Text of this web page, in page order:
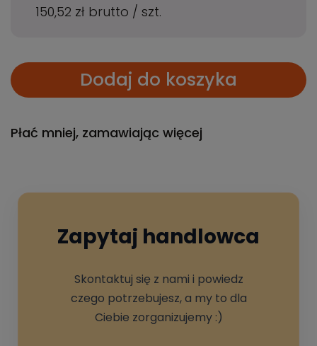
150,52 zł brutto / szt.
Dodaj do koszyka
Płać mniej, zamawiając więcej
Zapytaj handlowca
Skontaktuj się z nami i powiedz
czego potrzebujesz, a my to dla
Ciebie zorganizujemy :)